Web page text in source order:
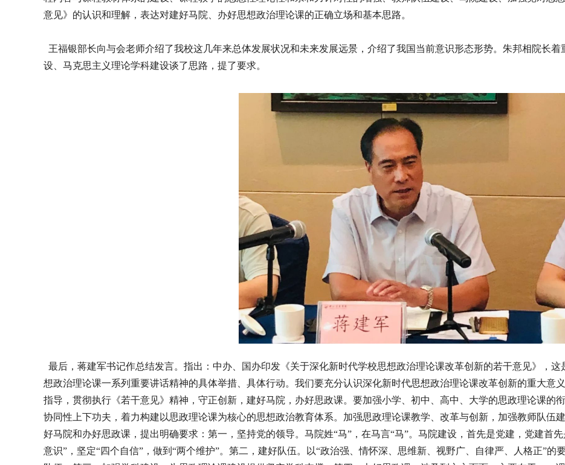
意见》的认识和理解，表达对建好马院、办好思想政治理论课的正确立场和基本思路。
王福银部长向与会老师介绍了我校这几年来总体发展状况和未来发展远景，介绍了我国当前意识形态形势。朱邦相院长
设、马克思主义理论学科建设谈了思路，提了要求。
最后，蒋建军书记作总结发言。指出：中办、国办印发《关于深化新时代学校思想政治理论课改革创新的若干意见》，
想政治理论课一系列重要讲话精神的具体举措、具体行动。我们要充分认识深化新时代思想政治理论课改革创新的重大意
指导，贯彻执行《若干意见》精神，守正创新，建好马院，办好思政课。要加强小学、初中、高中、大学的思政理论课的
协同性上下功夫，着力构建以思政理论课为核心的思想政治教育体系。加强思政理论课教学、改革与创新，加强教师队伍
好马院和办好思政课，提出明确要求：第一，坚持党的领导。马院姓“马”，在马言“马”。马院建设，首先是党建，党建首
意识”，坚定“四个自信”，做到“两个维护”。第二，建好队伍。以“政治强、情怀深、思维新、视野广、自律严、人格正”